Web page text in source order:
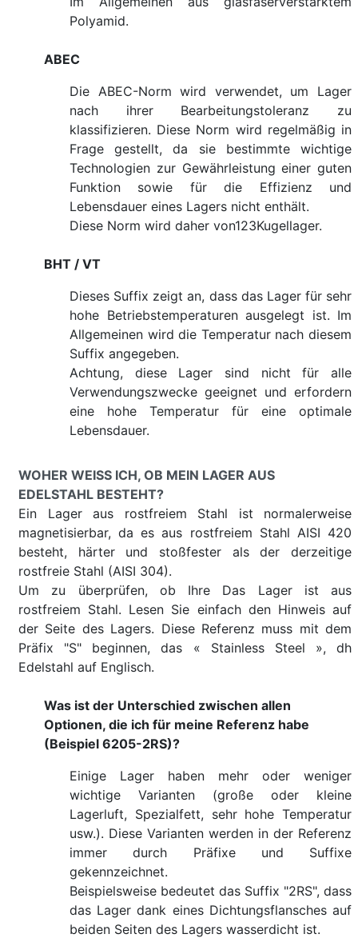
Polyamid.
ABEC
Die ABEC-Norm wird verwendet, um Lager
nach ihrer Bearbeitungstoleranz zu
klassifizieren. Diese Norm wird regelmäßig in
Frage gestellt, da sie bestimmte wichtige
Technologien zur Gewährleistung einer guten
Funktion sowie für die Effizienz und
Lebensdauer eines Lagers nicht enthält.
Diese Norm wird daher von123Kugellager.
BHT / VT
Dieses Suffix zeigt an, dass das Lager für sehr
hohe Betriebstemperaturen ausgelegt ist. Im
Allgemeinen wird die Temperatur nach diesem
Suffix angegeben.
Achtung, diese Lager sind nicht für alle
Verwendungszwecke geeignet und erfordern
eine hohe Temperatur für eine optimale
Lebensdauer.
WOHER WEISS ICH, OB MEIN LAGER AUS E
DELSTAHL BESTEHT?
Ein Lager aus rostfreiem Stahl ist normalerweise
magnetisierbar, da es aus rostfreiem Stahl AISI 420
besteht, härter und stoßfester als der derzeitige
rostfreie Stahl (AISI 304).
Um zu überprüfen, ob Ihre Das Lager ist aus
rostfreiem Stahl. Lesen Sie einfach den Hinweis auf
der Seite des Lagers. Diese Referenz muss mit dem
Präfix "S" beginnen, das « Stainless Steel », dh
Edelstahl auf Englisch.
Was ist der Unterschied zwischen allen
Optionen, die ich für meine Referenz habe
(Beispiel 6205-2RS)?
Einige Lager haben mehr oder weniger
wichtige Varianten (große oder kleine
Lagerluft, Spezialfett, sehr hohe Temperatur
usw.). Diese Varianten werden in der Referenz
immer durch Präfixe und Suffixe
gekennzeichnet.
Beispielsweise bedeutet das Suffix "2RS", dass
das Lager dank eines Dichtungsflansches auf
beiden Seiten des Lagers wasserdicht ist.